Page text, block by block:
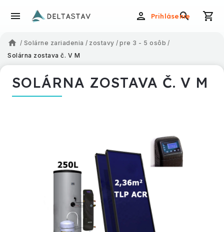
Prihlásenie
/ Solárne zariadenia / zostavy / pre 3 - 5 osôb /
Solárna zostava č. V M
SOLÁRNA ZOSTAVA Č. V M